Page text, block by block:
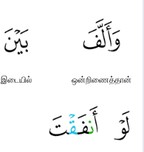
ஒன்றிணைத்தான்
இடையில்